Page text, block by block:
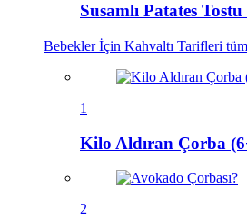
Susamlı Patates
Bebekler İçin Kahvaltı Tarifleri
1
Kilo Aldıran Çorba
2